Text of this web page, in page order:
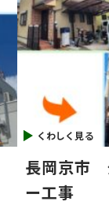
くわしく見る
長岡京市
ー工事